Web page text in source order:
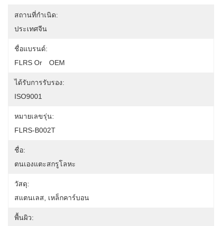
สถานที่กำเนิด:
ประเทศจีน
ชื่อแบรนด์:
FLRS Or　OEM
ได้รับการรับรอง:
ISO9001
หมายเลขรุ่น:
FLRS-B002T
ชื่อ:
ตนเองแตะสกรูโลหะ
วัสดุ:
สแตนเลส, เหล็กคาร์บอน
พื้นผิว: